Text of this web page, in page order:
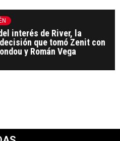
interés de River, la
que tomó Zenit con
y Román Vega